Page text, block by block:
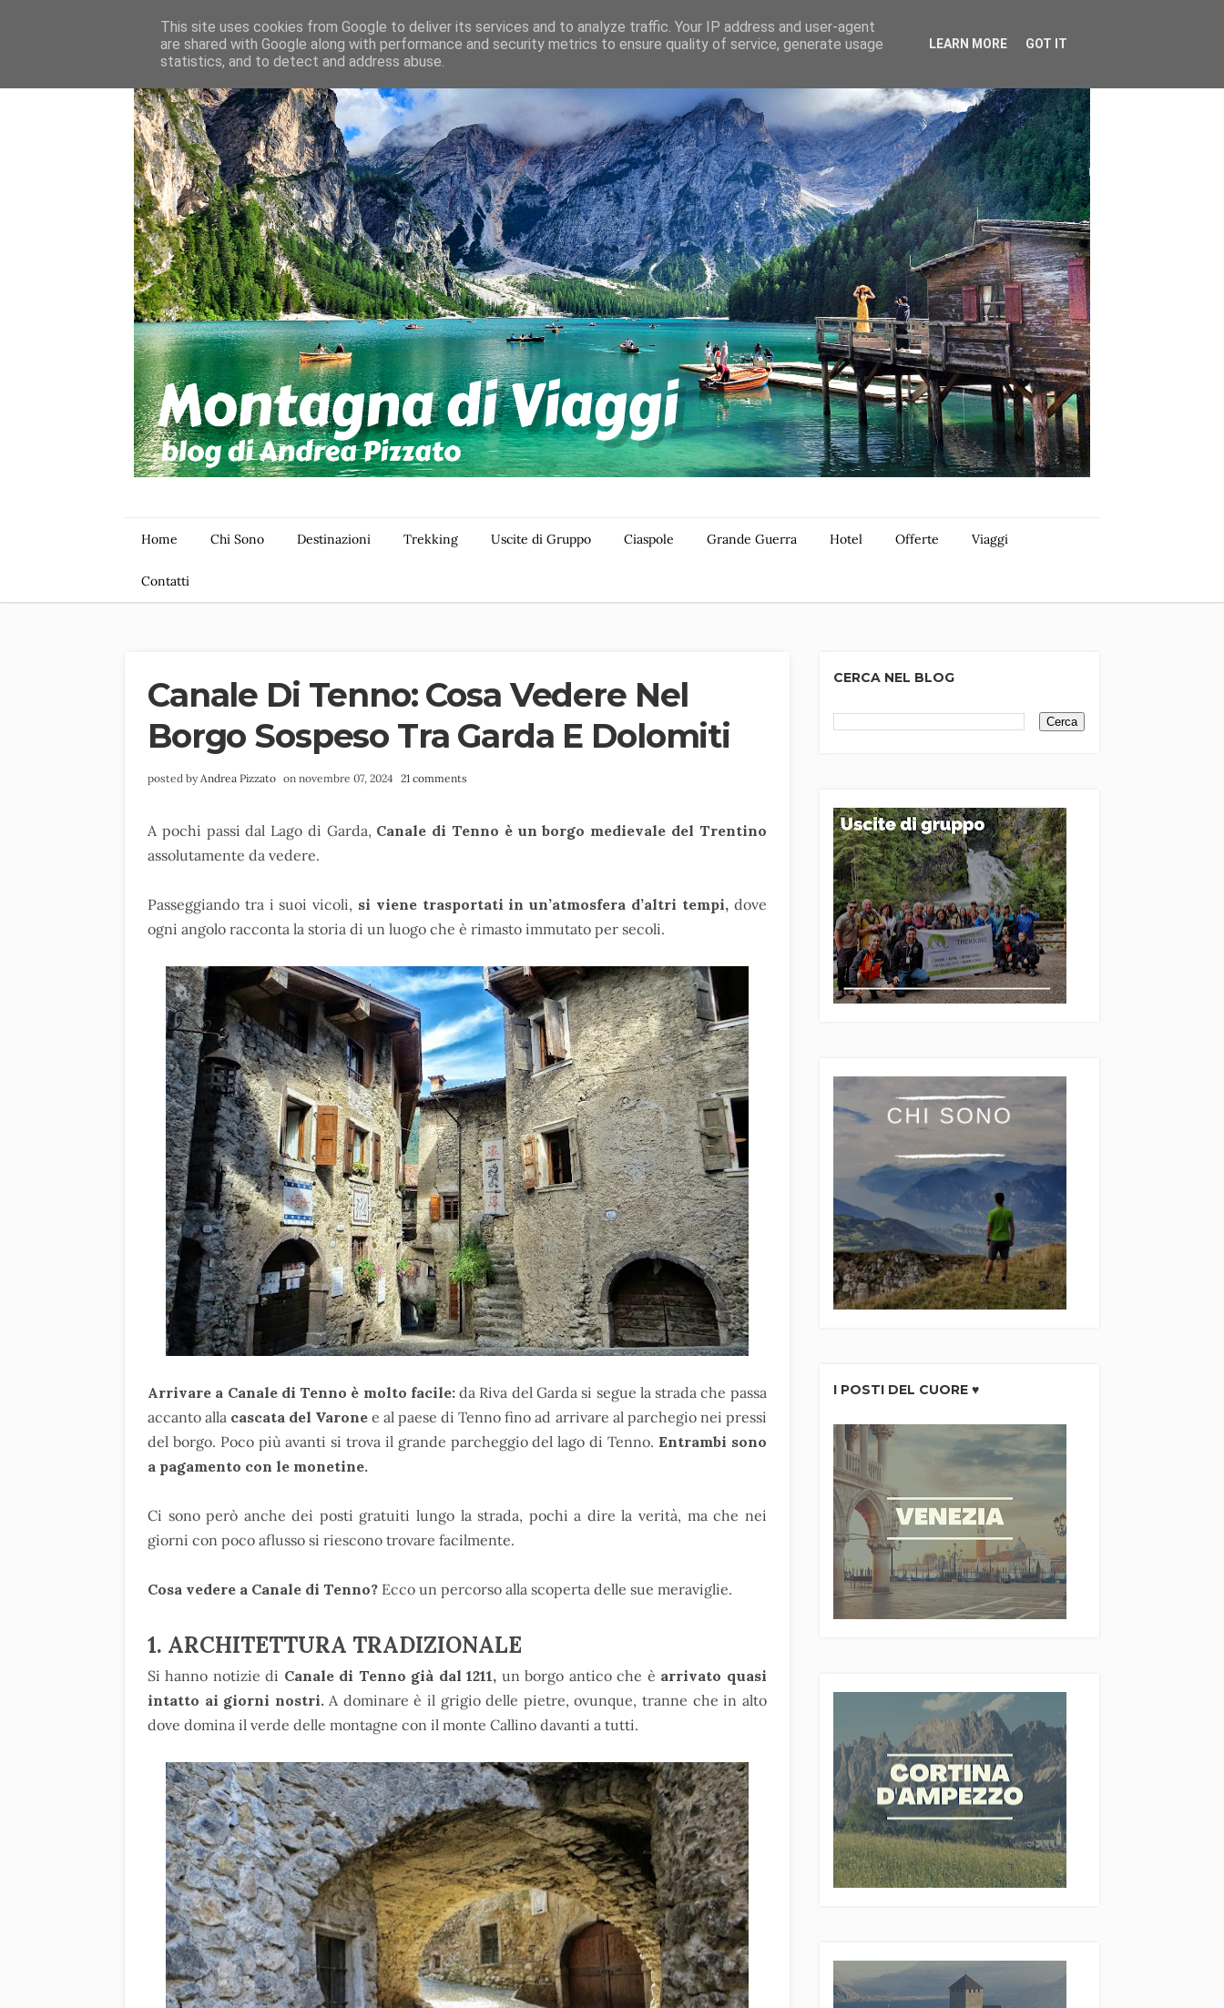
Home Chi Sono Destinazioni Trekking Uscite di Gruppo Ciaspole Grande Guerra Hotel Offerte Viaggi
Contatti
Canale Di Tenno: Cosa Vedere Nel
Borgo Sospeso Tra Garda E Dolomiti
posted byAndrea Pizzato on novembre 07, 2024 21 comments
A pochi passi dal Lago di Garda, Canale di Tenno è un borgo medievale del Trentino
assolutamente da vedere.
Passeggiando tra i suoi vicoli, si viene trasportati in un’atmosfera d’altri tempi,dove
ogni angolo racconta la storia di un luogo che è rimasto immutato per secoli.
Arrivare a Canale di Tenno è molto facile:da Riva del Garda si segue la strada che passa
accanto alla cascata del Varonee al paese di Tenno fino ad arrivare al parchegio nei pressi
del borgo. Poco più avanti si trova il grande parcheggio del lago di Tenno. Entrambi sono
a pagamento con le monetine.
Ci sono però anche dei posti gratuiti lungo la strada, pochi a dire la verità, ma che nei
giorni con poco aflusso si riescono trovare facilmente.
Cosa vedere a Canale di Tenno? Ecco un percorso alla scoperta delle sue meraviglie.
1. ARCHITETTURA TRADIZIONALE
Si hanno notizie di Canale di Tenno già dal 1211, un borgo antico che è arrivato quasi
intatto ai giorni nostri.A dominare è il grigio delle pietre, ovunque, tranne che in alto
dove domina il verde delle montagne con il monte Callino davanti a tutti.
CERCA NEL BLOG
I POSTI DEL CUORE ♥
This site uses cookies from Google to deliver its services and to analyze traffic. Your IP address and user-agent
are shared with Google along with performance and security metrics to ensure quality of service, generate usage
statistics, and to detect and address abuse.
LEARN MORE GOT IT